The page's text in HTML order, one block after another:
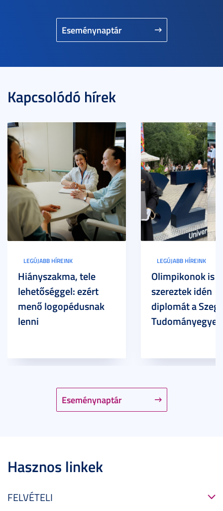
Eseménynaptár
Kapcsolódó hírek
Eseménynaptár
LEGÚJABB HÍREINK
Hiányszakma, tele
lehetőséggel: ezért
menő logopédusnak
lenni
LEGÚJABB HÍREINK
Olimpikonok is
szereztek idén
diplomát a
Hasznos linkek
FELVÉTELI